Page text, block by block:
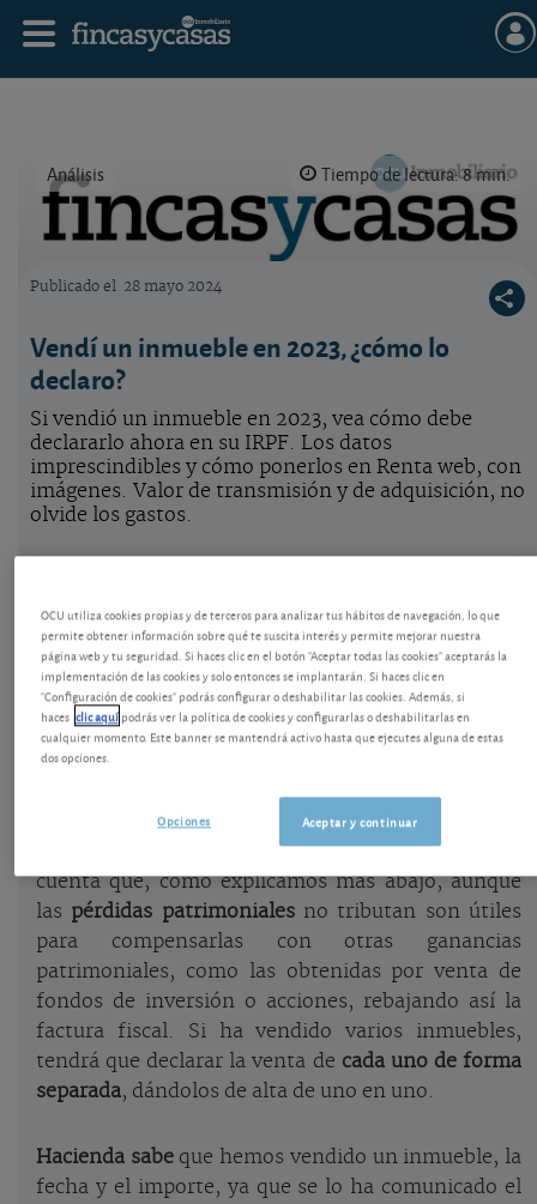
Análisis Tiempo de lectura: 8 min.
Publicado el 28 mayo 2024
Vendí un inmueble en 2023, ¿cómo lo
declaro?
Si vendió un inmueble en 2023, vea cómo debe
declararlo ahora en su IRPF. Los datos
imprescindibles y cómo ponerlos en Renta web, con
imágenes. Valor de transmisión y de adquisición, no
olvide los gastos.
por la venta de inmuebles
En 2023 se vendieron en España 995.000 fincas
urbanas y 148.000 fincas rústicas, según el INE.
Si una persona física ha vendido un inmueble en el
año 2023, hay que incluir la operación en la
declaración de la renta, tanto si ha obtenido una
ganancia como una pérdida. Hay que tener en
cuenta que, como explicamos más abajo, aunque
las pérdidas patrimonialesno tributan son útiles
para compensarlas con otras ganancias
patrimoniales, como las obtenidas por venta de
fondos de inversión o acciones, rebajando así la
factura fiscal. Si ha vendido varios inmuebles,
tendrá que declarar la venta de cada uno de forma
separada, dándolos de alta de uno en uno.
Hacienda sabeque hemos vendido un inmueble, la
fecha y el importe, ya que se lo ha comunicado el
OCU utiliza cookies propias y de terceros para analizar tus hábitos de navegación, lo que
permite obtener información sobre qué te suscita interés y permite mejorar nuestra
página web y tu seguridad. Si haces clic en el botón "Aceptar todas las cookies" aceptarás la
implementación de las cookies y solo entonces se implantarán. Si haces clic en
"Configuración de cookies" podrás configurar o deshabilitar las cookies. Además, si
haces clic aquípodrás ver la política de cookies y configurarlas o deshabilitarlas en
cualquier momento. Este banner se mantendrá activo hasta que ejecutes alguna de estas
dos opciones.
Aceptar y continuar
Opciones